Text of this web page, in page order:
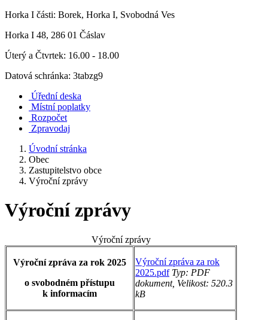
Horka I části: Borek, Horka I, Svobodná Ves
Horka I 48, 286 01 Čáslav
Úterý a Čtvrtek: 16.00 - 18.00
Datová schránka: 3tabzg9
Úřední deska
Místní poplatky
Rozpočet
Zpravodaj
Úvodní stránka
Obec
Zastupitelstvo obce
Výroční zprávy
Výroční zprávy
Výroční zprávy
Výroční zpráva za rok 2025
o svobodném přístupu
k informacím
Výroční zpráva za rok
2025.pdfTyp: PDF
dokument, Velikost: 520.3
kB